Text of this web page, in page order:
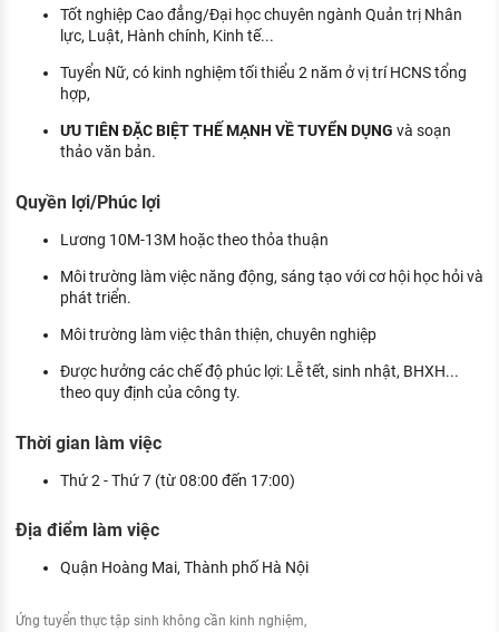
Tốt nghiệp Cao đẳng/Đại học chuyên ngành Quản trị Nhân
lực, Luật, Hành chính, Kinh tế...
Tuyển Nữ, có kinh nghiệm tối thiểu 2 năm ở vị trí HCNS tổng
hợp,
ƯU TIÊN ĐẶC BIỆT THẾ MẠNH VỀ TUYỂN DỤNG và soạn
thảo văn bản.
Quyền lợi/Phúc lợi
Lương 10M-13M hoặc theo thỏa thuận
Môi trường làm việc năng động, sáng tạo với cơ hội học hỏi và
phát triển.
Môi trường làm việc thân thiện, chuyên nghiệp
Được hưởng các chế độ phúc lợi: Lễ tết, sinh nhật, BHXH...
theo quy định của công ty.
Thời gian làm việc
Thứ 2 - Thứ 7 (từ 08:00 đến 17:00)
Địa điểm làm việc
Quận Hoàng Mai, Thành phố Hà Nội
Ứng tuyển thực tập sinh không cần kinh nghiệm